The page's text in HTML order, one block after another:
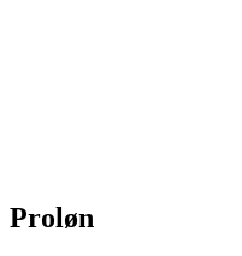
Proløn